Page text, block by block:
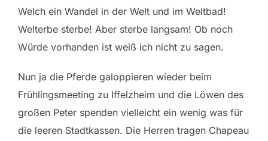
Welch ein Wandel in der Welt und im Weltbad!
Welterbe sterbe! Aber sterbe langsam! Ob noch
Würde vorhanden ist weiß ich nicht zu sagen.
Nun ja die Pferde galoppieren wieder beim
Frühlingsmeeting zu Iffelzheim und die Löwen des
großen Peter spenden vielleicht ein wenig was für
die leeren Stadtkassen. Die Herren tragen Chapeau